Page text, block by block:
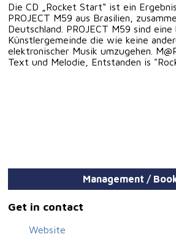
Die CD „Rocket Start“ ist ein
PROJECT M59 aus Brasilien,
Deutschland. PROJECT M59 sind
Künstlergemeinde die wie keine
elektronischer Musik umzugehen.
Text und Melodie, Entstanden is
Management /
Get in contact
Website